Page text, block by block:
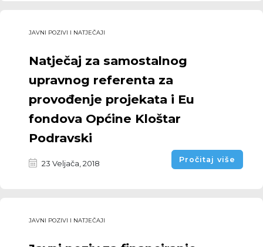
JAVNI POZIVI I NATJEČAJI
Natječaj za samostalnog
upravnog referenta za
provođenje projekata i Eu
fondova Općine Kloštar
Podravski
23 Veljača, 2018 Pročitaj više
JAVNI POZIVI I NATJEČAJI